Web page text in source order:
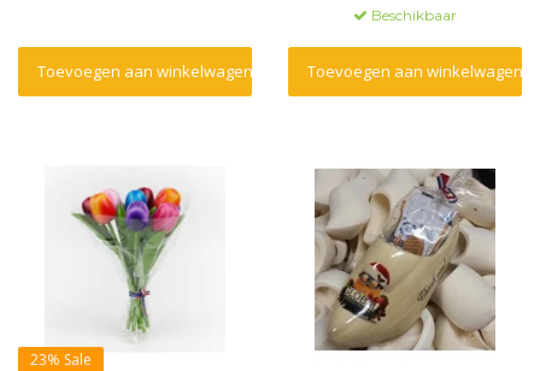
Toevoegen aan winkelwagen
Beschikbaar
Toevoegen aan winkelwagen
23% Sale